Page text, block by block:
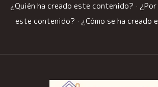
¿Quién ha creado este contenido? · ¿Por
este contenido? · ¿Cómo se ha creado